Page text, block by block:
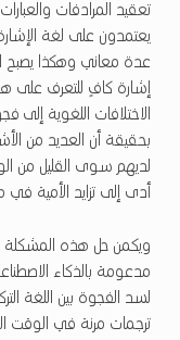
تعقيد المرادفات
يعتمدون على لغة
عدة معاني وهكذا
الاختلافات اللغوية إلى
بحقيقة أن العديد من
لديهم سوى القليل من
أدى إلى تزايد الأمية في
ويكمن حل هذه المشكلة
لسد الفجوة بين اللغة
ترجمات مرنة في الوقت